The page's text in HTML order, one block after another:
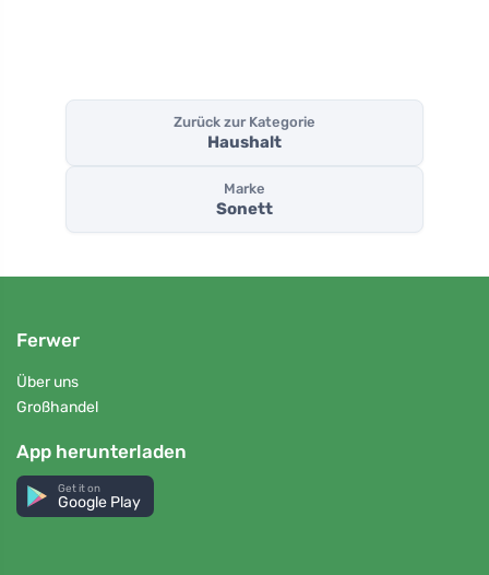
Zurück zur Kategorie
Haushalt
Marke
Sonett
Ferwer
Über uns
Großhandel
App herunterladen
Get it on
Google Play